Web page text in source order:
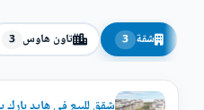
شقة 3 تاون هاوس 3